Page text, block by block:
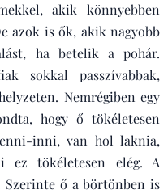
akik könnyebben
azok is ők, akik nagyobb
ha betelik a pohár.
sokkal passzívabbak,
Nemrégiben egy
hogy ő tökéletesen
enni-inni, van hol laknia,
ez tökéletesen elég. A
Szerinte ő a börtönben is